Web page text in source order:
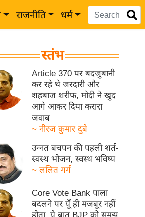
राजनीति धर्म
स्तंभ
Article 370 पर बदजुबानी
कर रहे थे जरदारी और
शहबाज शरीफ, मोदी ने खुद
आगे आकर दिया करारा
जवाब
~ नीरज कुमार दुबे
उन्नत बचपन की पहली शर्त-
स्वस्थ भोजन, स्वस्थ भविष्य
~ ललित गर्ग
Core Vote Bank पाला
बदलने पर यूँ ही मजबूर नहीं